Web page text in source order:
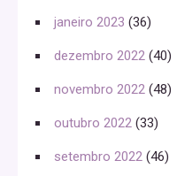
janeiro 2023 (36)
dezembro 2022 (40)
novembro 2022 (48)
outubro 2022 (33)
setembro 2022 (46)